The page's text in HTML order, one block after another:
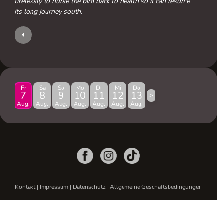
its long journey south.
Fr
7
Aug.
Sa
8
Aug.
So
9
Aug.
Mo
10
Aug.
Di
11
Aug.
Mi
12
Aug.
Do
13
Aug.
>
Kontakt| Impressum | Datenschutz | Allgemeine Geschäftsbedingungen